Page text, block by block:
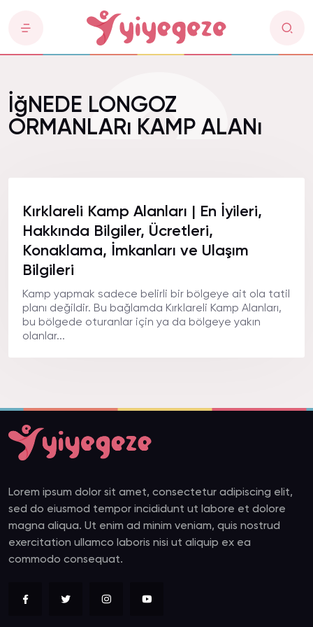
İğNEDE LONGOZ
ORMANLARı KAMP ALANı
Kırklareli Kamp Alanları | En İyileri,
Hakkında Bilgiler, Ücretleri,
Konaklama, İmkanları ve Ulaşım
Bilgileri
Kamp yapmak sadece belirli bir bölgeye ait ola tatil
planı değildir. Bu bağlamda Kırklareli Kamp Alanları,
bu bölgede oturanlar için ya da bölgeye yakın
olanlar...
Lorem ipsum dolor sit amet, consectetur adipiscing elit,
sed do eiusmod tempor incididunt ut labore et dolore
magna aliqua. Ut enim ad minim veniam, quis nostrud
exercitation ullamco laboris nisi ut aliquip ex ea
commodo consequat.